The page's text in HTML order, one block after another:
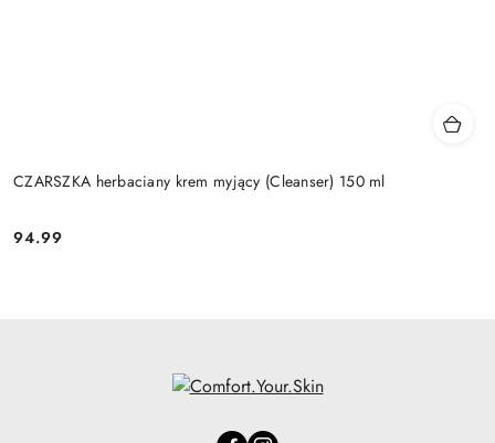
CZARSZKA herbaciany krem myjący (Cleanser) 150 ml
Cena:
94.99